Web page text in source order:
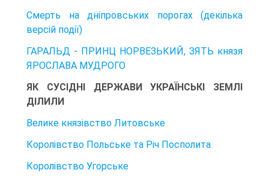
Смерть на дніпровських порогах (декілька
версій події)
ГАРАЛЬД - ПРИНЦ НОРВЕЗЬКИЙ, ЗЯТЬ князя
ЯРОСЛАВА МУДРОГО
ЯК СУСІДНІ ДЕРЖАВИ УКРАЇНСЬКІ ЗЕМЛІ
ДІЛИЛИ
Велике князівство Литовське
Королівство Польське та Річ Посполита
Королівство Угорське